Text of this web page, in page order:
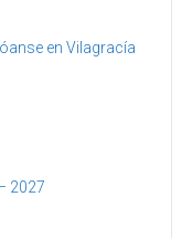
en Vilagracía
2027